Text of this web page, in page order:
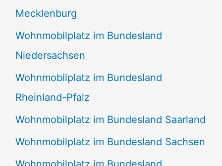
Mecklenburg
Wohnmobilplatz im Bundesland
Niedersachsen
Wohnmobilplatz im Bundesland
Rheinland-Pfalz
Wohnmobilplatz im Bundesland Saarland
Wohnmobilplatz im Bundesland Sachsen